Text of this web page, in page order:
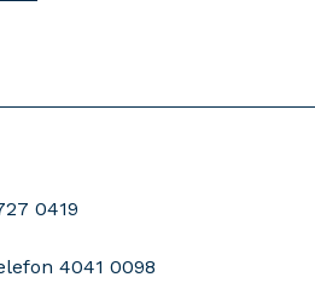
0419
4041 0098